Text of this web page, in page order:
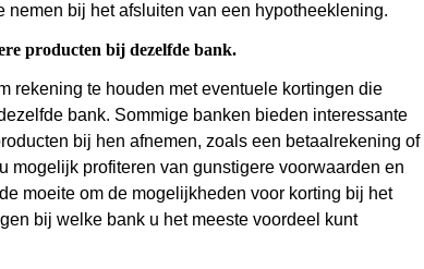
bij het afsluiten van een hypotheeklening.
producten bij dezelfde bank.
rekening te houden met eventuele kortingen die
bank. Sommige banken bieden interessante
bij hen afnemen, zoals een betaalrekening of
mogelijk profiteren van gunstigere voorwaarden en
moeite om de mogelijkheden voor korting bij het
bij welke bank u het meeste voordeel kunt